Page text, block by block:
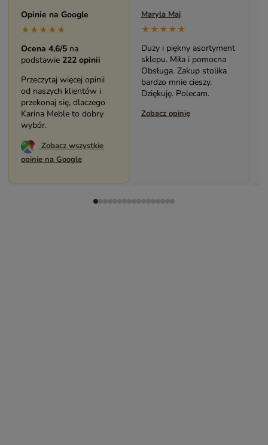
Opinie na Google
★★★★★
Ocena 4,6/5 na
podstawie 222 opinii
Przeczytaj więcej opinii
od naszych klientów i
przekonaj się, dlaczego
Karina Meble to dobry
wybór.
Zobacz wszystkie
opinie na Google
Maryla Maj
★★★★★
Duży i piękny asortyment
sklepu. Miła i pomocna
Obsługa. Zakup stolika
bardzo mnie cieszy.
Dziękuję. Polecam.
Zobacz opinię